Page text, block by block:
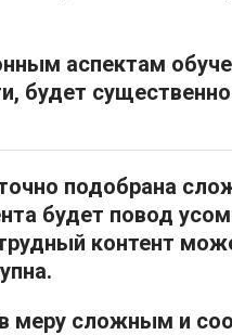
аспектам
будет
подобрана
будет повод
контент
меру сложным и